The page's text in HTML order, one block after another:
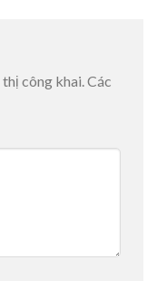
công khai. Các